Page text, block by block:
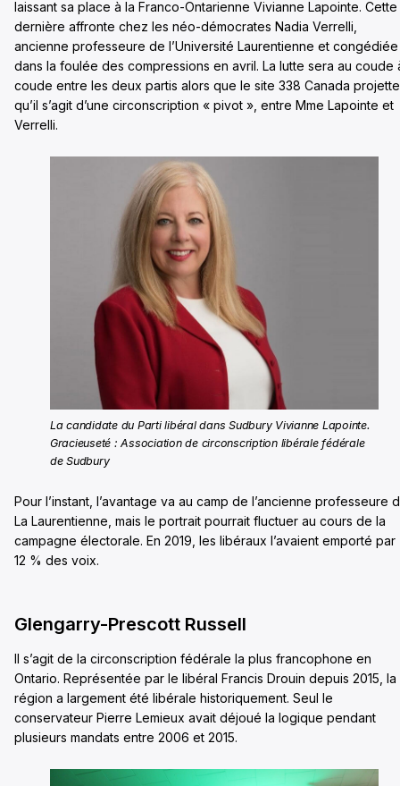
laissant sa place à la Franco-Ontarienne Vivianne Lapointe. Cette
dernière affronte chez les néo-démocrates Nadia Verrelli,
ancienne professeure de l’Université Laurentienne et congédiée
dans la foulée des compressions en avril. La lutte sera au coude
coude entre les deux partis alors que le site 338 Canada projette
qu’il s’agit d’une circonscription « pivot », entre Mme Lapointe et
Verrelli.
La candidate du Parti libéral dans Sudbury Vivianne Lapointe.
Gracieuseté : Association de circonscription libérale fédérale
de Sudbury
Pour l’instant, l’avantage va au camp de l’ancienne professeure
La Laurentienne, mais le portrait pourrait fluctuer au cours de la
campagne électorale. En 2019, les libéraux l’avaient emporté par
12 % des voix.
Glengarry-Prescott Russell
Il s’agit de la circonscription fédérale la plus francophone en
Ontario. Représentée par le libéral Francis Drouin depuis 2015, la
région a largement été libérale historiquement. Seul le
conservateur Pierre Lemieux avait déjoué la logique pendant
plusieurs mandats entre 2006 et 2015.